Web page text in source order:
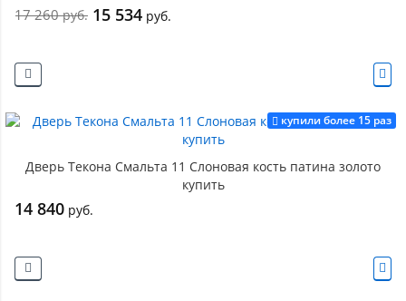
17 260руб. 15 534 руб.
купили более 15 раз
Дверь Текона Смальта 11 Слоновая кость патина золото
купить
14 840 руб.